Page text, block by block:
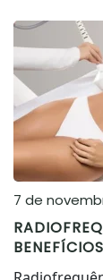
7 de